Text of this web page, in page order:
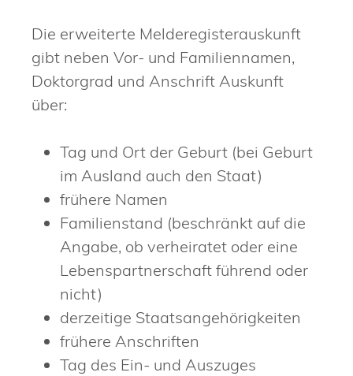
Die erweiterte Melderegisterauskunft
gibt neben Vor- und Familiennamen,
Doktorgrad und Anschrift Auskunft
über:
Tag und Ort der Geburt (bei Geburt
im Ausland auch den Staat)
frühere Namen
Familienstand (beschränkt auf die
Angabe, ob verheiratet oder eine
Lebenspartnerschaft führend oder
nicht)
derzeitige Staatsangehörigkeiten
frühere Anschriften
Tag des Ein- und Auszuges